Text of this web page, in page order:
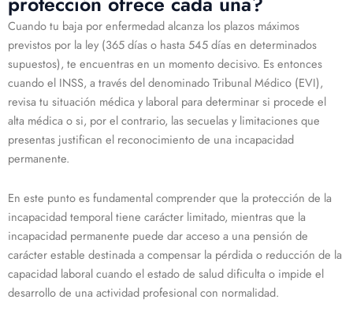
Cuando tu baja por enfermedad alcanza los plazos máximos
previstos por la ley (365 días o hasta 545 días en determinados
supuestos), te encuentras en un momento decisivo. Es entonces
cuando el INSS, a través del denominado Tribunal Médico (EVI),
revisa tu situación médica y laboral para determinar si procede el
alta médica o si, por el contrario, las secuelas y limitaciones que
presentas justifican el reconocimiento de una incapacidad
permanente.
En este punto es fundamental comprender que la protección de la
incapacidad temporal tiene carácter limitado, mientras que la
incapacidad permanente puede dar acceso a una pensión de
carácter estable destinada a compensar la pérdida o reducción de la
capacidad laboral cuando el estado de salud dificulta o impide el
desarrollo de una actividad profesional con normalidad.